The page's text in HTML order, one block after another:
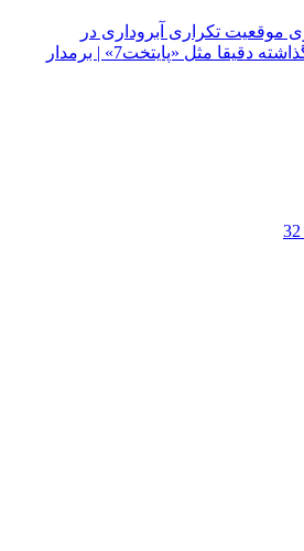
تکراری آبروداری در
خواستگاری دست گذاشته دقیقا مثل «پایتخت7» | برمدار